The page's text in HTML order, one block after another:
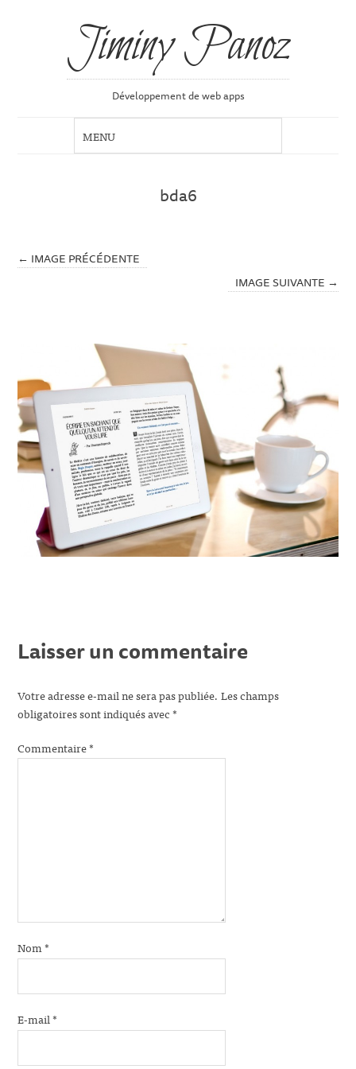
Jiminy Panoz
Développement de web apps
bda6
← IMAGE PRÉCÉDENTE
IMAGE SUIVANTE →
Laisser un commentaire
Votre adresse e-mail ne sera pas publiée. Les champs
obligatoires sont indiqués avec*
Commentaire*
Nom*
E-mail*